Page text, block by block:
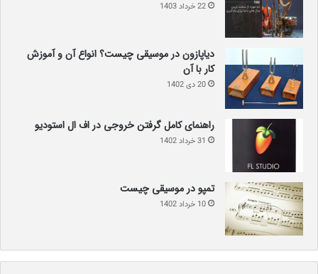
22 خرداد 1403
دیاپازون در موسیقی چیست؟ انواع آن و آموزش
کار با آن
20 دی 1402
راهنمای کامل گرفتن خروجی در اف ال استودیو
31 خرداد 1402
تمپو در موسیقی چیست
10 خرداد 1402